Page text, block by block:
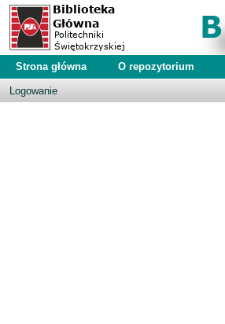
Strona główna O repozytorium
Logowanie